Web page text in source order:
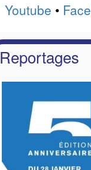
Youtube •
Reportages